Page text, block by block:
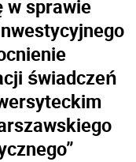
w sprawie
świadczeń